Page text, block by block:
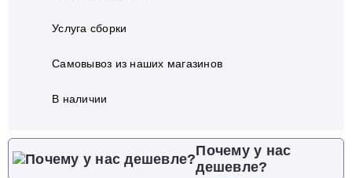
Услуга сборки
Самовывоз из наших магазинов
В наличии
Почему у нас
дешевле?